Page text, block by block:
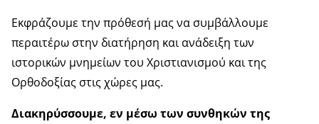
Εκφράζουμε την πρόθεσή μας να συμβάλλουμε
περαιτέρω στην διατήρηση και ανάδειξη των
ιστορικών μνημείων του Χριστιανισμού και της
Ορθοδοξίας στις χώρες μας.
Διακηρύσσουμε, εν μέσω των συνθηκών της